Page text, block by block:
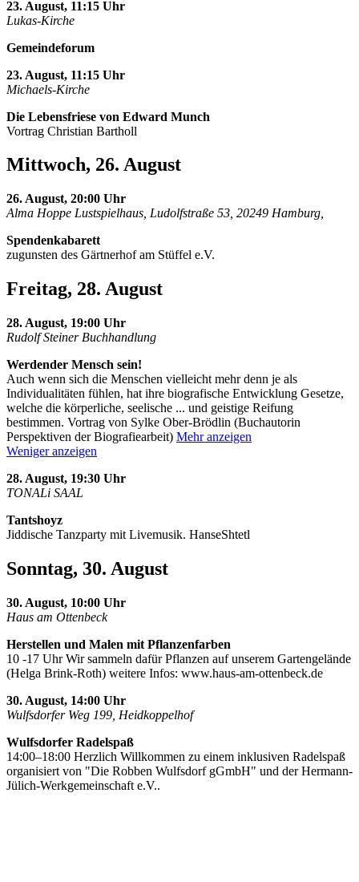
23. August, 11:15 Uhr
Lukas-Kirche
Gemeindeforum
23. August, 11:15 Uhr
Michaels-Kirche
Die Lebensfriese von Edward Munch
Vortrag Christian Bartholl
Mittwoch, 26. August
26. August, 20:00 Uhr
Alma Hoppe Lustspielhaus, Ludolfstraße 53, 20249 Hamburg,
Spendenkabarett
zugunsten des Gärtnerhof am Stüffel e.V.
Freitag, 28. August
28. August, 19:00 Uhr
Rudolf Steiner Buchhandlung
Werdender Mensch sein!
Auch wenn sich die Menschen vielleicht mehr denn je als
Individualitäten fühlen, hat ihre biografische Entwicklung Gesetze,
welche die körperliche, seelische ... und geistige Reifung
bestimmen. Vortrag von Sylke Ober-Brödlin (Buchautorin
Perspektiven der Biografiearbeit) Mehr anzeigen
Weniger anzeigen
28. August, 19:30 Uhr
TONALi SAAL
Tantshoyz
Jiddische Tanzparty mit Livemusik. HanseShtetl
Sonntag, 30. August
30. August, 10:00 Uhr
Haus am Ottenbeck
Herstellen und Malen mit Pflanzenfarben
10 -17 Uhr Wir sammeln dafür Pflanzen auf unserem Gartengelände
(Helga Brink-Roth) weitere Infos: www.haus-am-ottenbeck.de
30. August, 14:00 Uhr
Wulfsdorfer Weg 199, Heidkoppelhof
Wulfsdorfer Radelspaß
14:00–18:00 Herzlich Willkommen zu einem inklusiven Radelspaß
organisiert von "Die Robben Wulfsdorf gGmbH" und der Hermann-
Jülich-Werkgemeinschaft e.V..